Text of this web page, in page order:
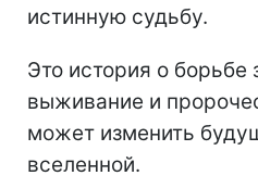
истинную судьбу.
Это история о борьбе
выживание и
может изменить
вселенной.